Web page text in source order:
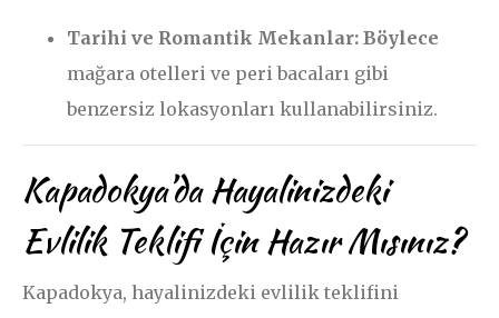
Tarihi ve Romantik Mekanlar: Böylece
mağara otelleri ve peri bacaları gibi
benzersiz lokasyonları kullanabilirsiniz.
Kapadokya’da Hayalinizdeki
Evlilik Teklifi İçin Hazır Mısınız?
Kapadokya, hayalinizdeki evlilik teklifini